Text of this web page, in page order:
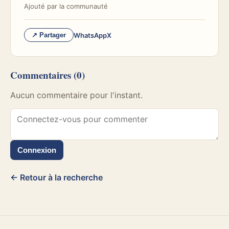
Ajouté par la communauté
↗ Partager WhatsAppX
Commentaires (0)
Aucun commentaire pour l'instant.
Connexion
← Retour à la recherche